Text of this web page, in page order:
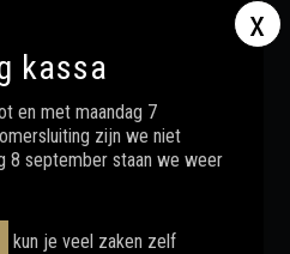
x
kassa
en met maandag 7
zijn we niet
8 september staan we weer
kun je veel zaken zelf
INFO